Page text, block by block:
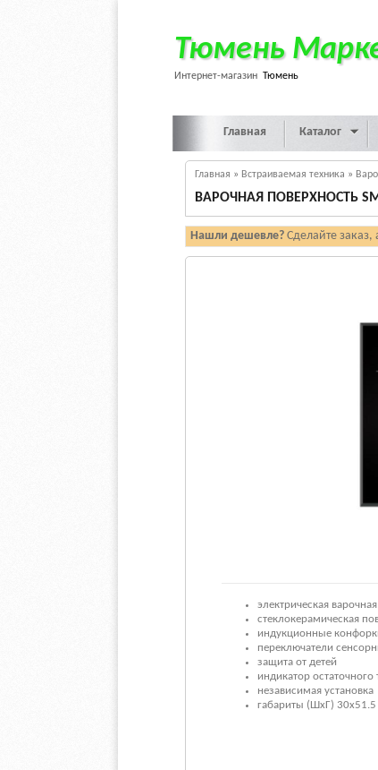
Тюмень
Интернет-магазин Тюмень
Главная Каталог
Главная » Встраиваемая техника »
ВАРОЧНАЯ ПОВЕРХНОСТЬ
Нашли дешевле? Сделайте заказ,
электрическая
стеклокерамическая
индукционные
переключатели
защита от детей
индикатор остаточного
независимая установка
габариты (ШхГ)